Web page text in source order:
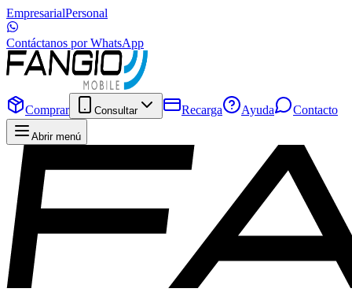
EmpresarialPersonal
Contáctanos por WhatsApp
Comprar Consultar Recarga Ayuda Contacto
Abrir menú